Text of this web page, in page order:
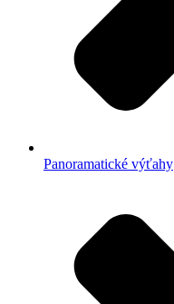
Panoramatické výťahy